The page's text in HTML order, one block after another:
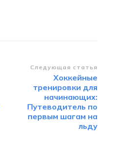
Следующая статья
Хоккейные
тренировки для
начинающих:
Путеводитель по
первым шагам на
льду